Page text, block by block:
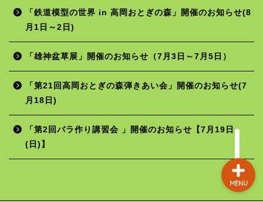
「鉄道模型の世界 in 高岡おとぎの森」開催のお知らせ(8
月1日～2日)
「雄神盆草展」開催のお知らせ（7月3日～7月5日）
「第21回高岡おとぎの森弾きあい会」開催のお知らせ(7
月18日)
「第2回バラ作り講習会 」開催のお知らせ【7月19日
(日)】
MENU
ホーム
年間行事予定
施設の使用料